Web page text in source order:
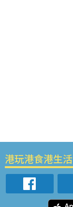
港玩港食港生活